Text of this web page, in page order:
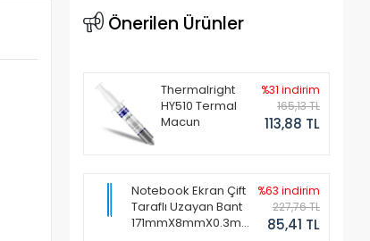
Önerilen Ürünler
Thermalright
HY510 Termal
Macun
%31 indirim
165,13 TL
113,88 TL
Notebook Ekran Çift
Taraflı Uzayan Bant
171mmX8mmX0.3mm
%63 indirim
227,76 TL
85,41 TL